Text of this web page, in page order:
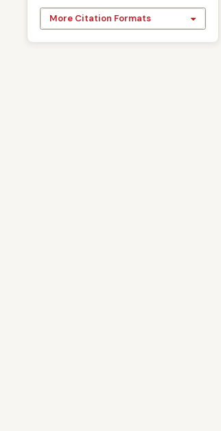
More Citation Formats